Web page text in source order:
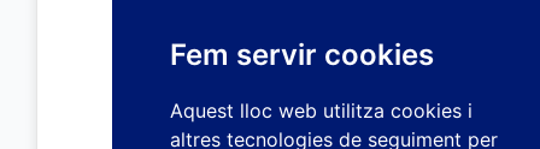
Fem servir cookies
Aquest lloc web utilitza cookies i
altres tecnologies de seguiment per